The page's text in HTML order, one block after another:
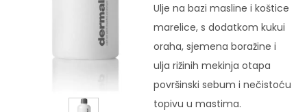
Ulje na bazi masline i koštice
marelice, s dodatkom kukui
oraha, sjemena boražine i
ulja rižinih mekinja otapa
površinski sebum i nečistoću
topivu u mastima.